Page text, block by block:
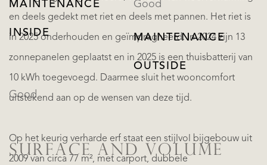
en deels gedekt met riet en deels met pannen. Het riet is
in 2025 onderhouden en geïmpregneerd. In 2024 zijn 13
zonnepanelen geplaatst en in 2025 is een thuisbatterij van
10 kWh toegevoegd. Daarmee sluit het wooncomfort
uitstekend aan op de wensen van deze tijd.
Op het keurig verharde erf staat een stijlvol bijgebouw uit
2009 van circa 77 m², met carport, dubbele
MAINTENANCE
INSIDE
Good
MAINTENANCE
OUTSIDE
Good
SURFACE AND VOLUME